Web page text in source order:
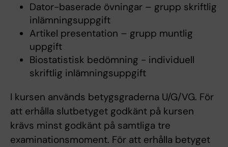
Dator-baserade övningar – grupp skriftlig
inlämningsuppgift
Artikel presentation – grupp muntlig
uppgift
Biostatistisk bedömning - individuell
skriftlig inlämningsuppgift
I kursen används betygsgraderna U/G/VG. För
att erhålla slutbetyget godkänt på kursen
krävs minst godkänt på samtliga tre
examinationsmoment. För att erhålla betyget